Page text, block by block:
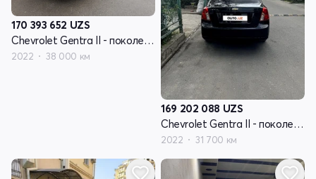
170 393 652 UZS
Chevrolet Gentra II - поколение
2022 38 000 км
169 202 088 UZS
Chevrolet Gentra II - поколение
2022 31 700 км